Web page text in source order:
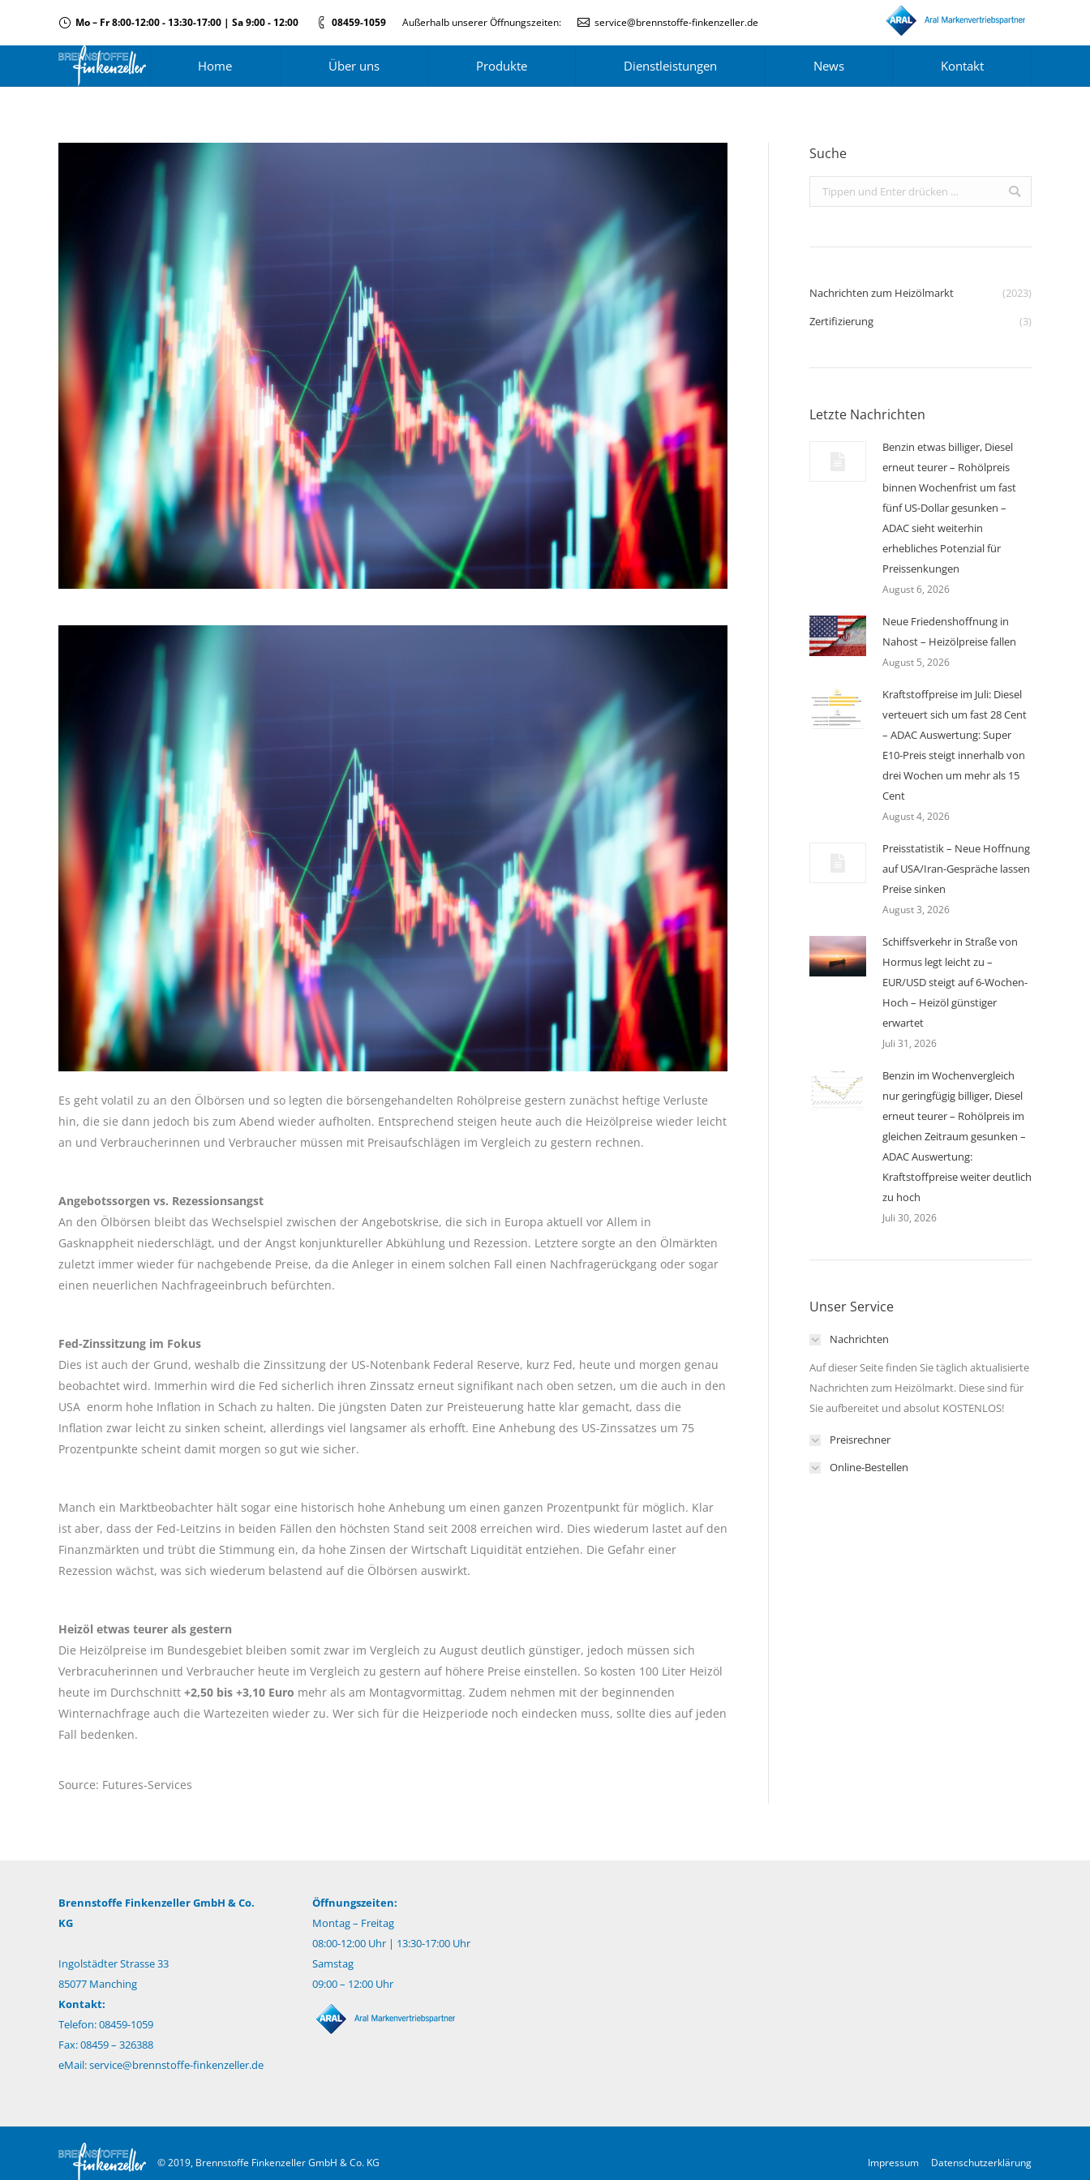
Mo – Fr 8:00-12:00 - 13:30-17:00 | Sa 9:00 - 12:00 08459-1059 Außerhalb unserer Öffnungszeiten: service@brennstoffe-finkenzeller.de
Home Über uns Produkte Dienstleistungen News Kontakt
Es geht volatil zu an den Ölbörsen und so legten die börsengehandelten Rohölpreise gestern zunächst heftige Verluste
hin, die sie dann jedoch bis zum Abend wieder aufholten. Entsprechend steigen heute auch die Heizölpreise wieder leicht
an und Verbraucherinnen und Verbraucher müssen mit Preisaufschlägen im Vergleich zu gestern rechnen.
Angebotssorgen vs. Rezessionsangst
An den Ölbörsen bleibt das Wechselspiel zwischen der Angebotskrise, die sich in Europa aktuell vor Allem in
Gasknappheit niederschlägt, und der Angst konjunktureller Abkühlung und Rezession. Letztere sorgte an den Ölmärkten
zuletzt immer wieder für nachgebende Preise, da die Anleger in einem solchen Fall einen Nachfragerückgang oder sogar
einen neuerlichen Nachfrageeinbruch befürchten.
Fed-Zinssitzung im Fokus
Dies ist auch der Grund, weshalb die Zinssitzung der US-Notenbank Federal Reserve, kurz Fed, heute und morgen genau
beobachtet wird. Immerhin wird die Fed sicherlich ihren Zinssatz erneut signifikant nach oben setzen, um die auch in den
USA enorm hohe Inflation in Schach zu halten. Die jüngsten Daten zur Preisteuerung hatte klar gemacht, dass die
Inflation zwar leicht zu sinken scheint, allerdings viel langsamer als erhofft. Eine Anhebung des US-Zinssatzes um 75
Prozentpunkte scheint damit morgen so gut wie sicher.
Manch ein Marktbeobachter hält sogar eine historisch hohe Anhebung um einen ganzen Prozentpunkt für möglich. Klar
ist aber, dass der Fed-Leitzins in beiden Fällen den höchsten Stand seit 2008 erreichen wird. Dies wiederum lastet auf den
Finanzmärkten und trübt die Stimmung ein, da hohe Zinsen der Wirtschaft Liquidität entziehen. Die Gefahr einer
Rezession wächst, was sich wiederum belastend auf die Ölbörsen auswirkt.
Heizöl etwas teurer als gestern
Die Heizölpreise im Bundesgebiet bleiben somit zwar im Vergleich zu August deutlich günstiger, jedoch müssen sich
Verbracuherinnen und Verbraucher heute im Vergleich zu gestern auf höhere Preise einstellen. So kosten 100 Liter Heizöl
heute im Durchschnitt +2,50 bis +3,10 Euro mehr als am Montagvormittag. Zudem nehmen mit der beginnenden
Winternachfrage auch die Wartezeiten wieder zu. Wer sich für die Heizperiode noch eindecken muss, sollte dies auf jeden
Fall bedenken.
Source: Futures-Services
Suche
Search:
Nachrichten zum Heizölmarkt
(2023)
Zertifizierung
(3)
Letzte Nachrichten
Benzin etwas billiger, Diesel
erneut teurer – Rohölpreis
binnen Wochenfrist um fast
fünf US-Dollar gesunken –
ADAC sieht weiterhin
erhebliches Potenzial für
Preissenkungen
August 6, 2026
Neue Friedenshoffnung in
Nahost – Heizölpreise fallen
August 5, 2026
Kraftstoffpreise im Juli: Diesel
verteuert sich um fast 28 Cent
– ADAC Auswertung: Super
E10-Preis steigt innerhalb von
drei Wochen um mehr als 15
Cent
August 4, 2026
Preisstatistik – Neue Hoffnung
auf USA/Iran-Gespräche lassen
Preise sinken
August 3, 2026
Schiffsverkehr in Straße von
Hormus legt leicht zu –
EUR/USD steigt auf 6-Wochen-
Hoch – Heizöl günstiger
erwartet
Juli 31, 2026
Benzin im Wochenvergleich
nur geringfügig billiger, Diesel
erneut teurer – Rohölpreis im
gleichen Zeitraum gesunken –
ADAC Auswertung:
Kraftstoffpreise weiter deutlich
zu hoch
Juli 30, 2026
Unser Service
Nachrichten
Auf dieser Seite finden Sie täglich aktualisierte
Nachrichten zum Heizölmarkt. Diese sind für
Sie aufbereitet und absolut KOSTENLOS!
Preisrechner
Online-Bestellen
Brennstoffe Finkenzeller GmbH & Co.
KG
Ingolstädter Strasse 33
85077 Manching
Kontakt:
Telefon: 08459-1059
Fax: 08459 – 326388
eMail:service@brennstoffe-finkenzeller.de
Öffnungszeiten:
Montag – Freitag
08:00-12:00 Uhr | 13:30-17:00 Uhr
Samstag
09:00 – 12:00 Uhr
© 2019, Brennstoffe Finkenzeller GmbH & Co. KG Impressum Datenschutzerklärung